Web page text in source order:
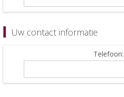
Uw contact informatie
Telefoon: